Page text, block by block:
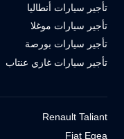
تأجير سيارات أنطاليا
تأجير سيارات موغلا
تأجير سيارات بورصة
تأجير سيارات غازي عنتاب
Renault Taliant
Fiat Egea